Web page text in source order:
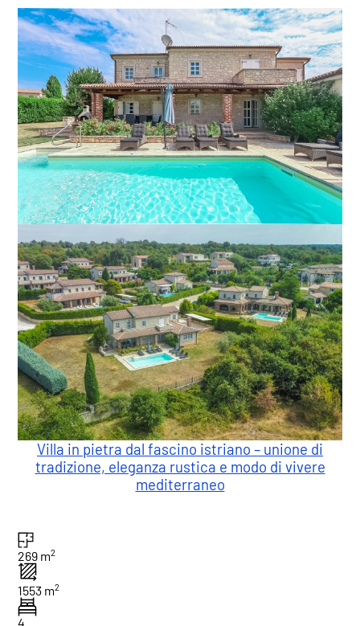
Villa in pietra dal fascino istriano – unione di
tradizione, eleganza rustica e modo di vivere
mediterraneo
269 m2
1553 m2
4